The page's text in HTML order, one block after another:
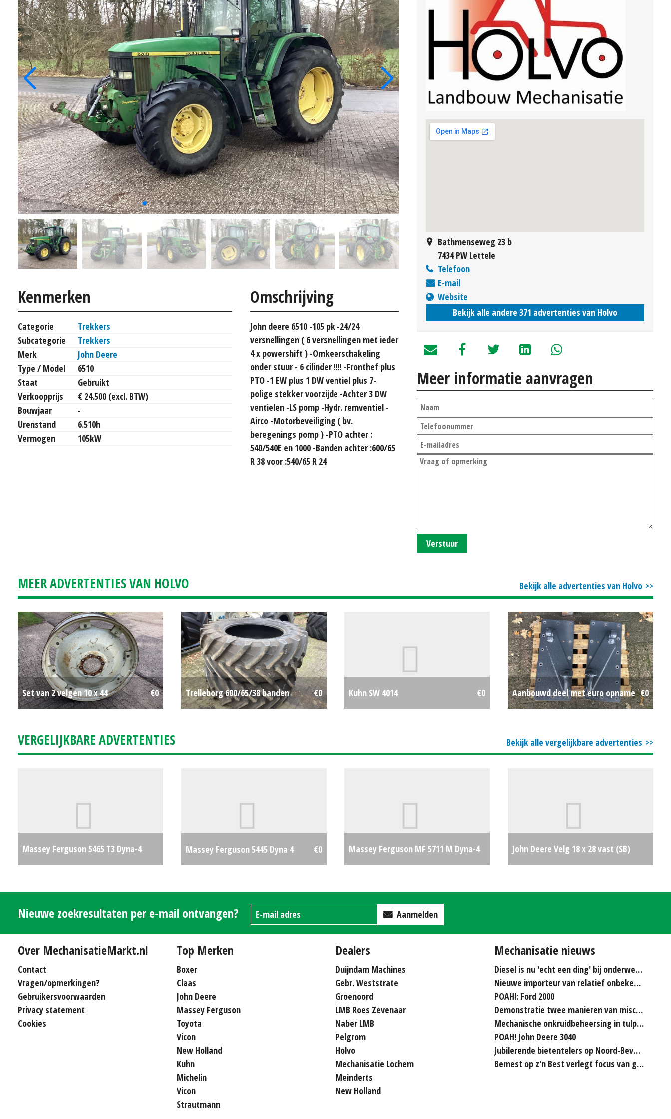
Kenmerken
Categorie
Trekkers
Subcategorie
Trekkers
Merk
John Deere
Type / Model
6510
Staat
Gebruikt
Verkoopprijs
€ 24.500 (excl. BTW)
Bouwjaar
-
Urenstand
6.510h
Vermogen
105kW
Omschrijving
John deere 6510 -105 pk -24/24
versnellingen ( 6 versnellingen met ieder
4 x powershift ) -Omkeerschakeling
onder stuur - 6 cilinder !!!! -Fronthef plus
PTO -1 EW plus 1 DW ventiel plus 7-
polige stekker voorzijde -Achter 3 DW
ventielen -LS pomp -Hydr. remventiel -
Airco -Motorbeveiliging ( bv.
beregenings pomp ) -PTO achter :
540/540E en 1000 -Banden achter :600/65
R 38 voor :540/65 R 24
Bathmenseweg 23 b
7434 PW Lettele
Telefoon
E-mail
Website
Bekijk alle andere 371 advertenties van Holvo
Meer informatie aanvragen
Verstuur
Bekijk alle advertenties van Holvo
MEER ADVERTENTIES VAN HOLVO
Set van 2 velgen 10 x 44 €0 Trelleborg 600/65/38 banden €0 Kuhn SW 4014 €0 Aanbouwd deel met euro opname €0
Bekijk alle vergelijkbare advertenties
VERGELIJKBARE ADVERTENTIES
Massey Ferguson 5465 T3 Dyna-4
Massey Ferguson 5445 Dyna 4 €0
Massey Ferguson MF 5711 M Dyna-4
John Deere Velg 18 x 28 vast (SB)
Nieuwe zoekresultaten per e-mail ontvangen? Aanmelden
Over MechanisatieMarkt.nl
Contact
Vragen/opmerkingen?
Gebruikersvoorwaarden
Privacy statement
Cookies
Top Merken
Boxer
Claas
John Deere
Massey Ferguson
Toyota
Vicon
New Holland
Kuhn
Michelin
Vicon
Strautmann
Dealers
Duijndam Machines
Gebr. Weststrate
Groenoord
LMB Roes Zevenaar
Naber LMB
Pelgrom
Holvo
Mechanisatie Lochem
Meinderts
New Holland
Mechanisatie nieuws
Diesel is nu 'echt een ding' bij onderwerken
Nieuwe importeur van relatief onbekende merken...
POAH!: Ford 2000
Demonstratie twee manieren van miscanthus hakselen
Mechanische onkruidbeheersing in tulpenteelt steeds...
POAH! John Deere 3040
Jubilerende bietentelers op Noord-Beveland rijden elkaar...
Bemest op z'n Best verlegt focus van grasland naar bouwland